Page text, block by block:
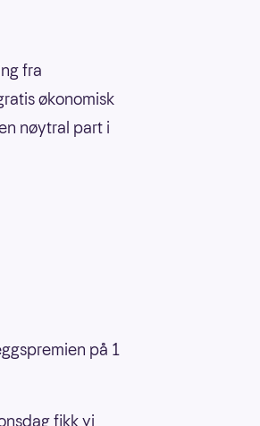
fra
økonomisk
nøytral part i
på 1
fikk vi